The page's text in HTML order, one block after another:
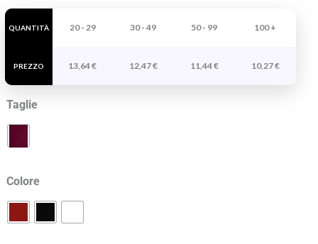
QUANTITÀ
PREZZO
20 - 29 30 - 49 50 - 99 100 +
13,64€ 12,47€ 11,44€ 10,27€
Taglie
Colore
Dinner
quantità